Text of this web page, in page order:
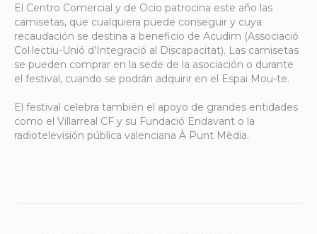
El Centro Comercial y de Ocio patrocina este año las
camisetas, que cualquiera puede conseguir y cuya
recaudación se destina a beneficio de Acudim (Associació
Col·lectiu-Unió d’Integració al Discapacitat). Las camisetas
se pueden comprar en la sede de la asociación o durante
el festival, cuando se podrán adquirir en el Espai Mou-te.
El festival celebra también el apoyo de grandes entidades
como el Villarreal CF y su Fundació Endavant o la
radiotelevisión pública valenciana À Punt Mèdia.